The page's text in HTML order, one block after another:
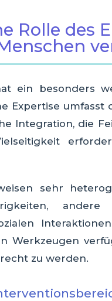
Rolle des
ein besonders
Expertise
Integration, die
sehr
Werkzeugen
zu werden.